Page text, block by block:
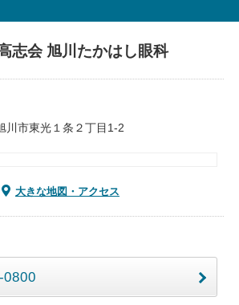
志会 旭川たかはし眼科
川市東光１条２丁目1-2
大きな地図・アクセス
0800